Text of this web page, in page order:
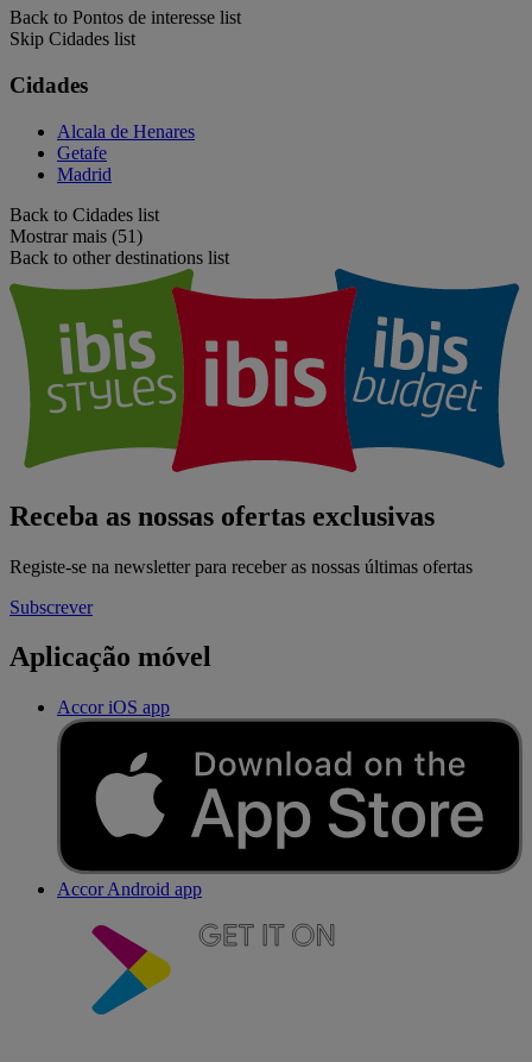
Back to Pontos de interesse list
Skip Cidades list
Cidades
Alcala de Henares
Getafe
Madrid
Back to Cidades list
Mostrar mais (51)
Back to other destinations list
Receba as nossas ofertas exclusivas
Registe-se na newsletter para receber as nossas últimas ofertas
Subscrever
Aplicação móvel
Accor iOS app
Accor Android app